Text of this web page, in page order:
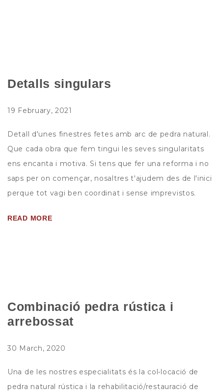
Detalls singulars
19 February, 2021
Detall d'unes finestres fetes amb arc de pedra natural.
Que cada obra que fem tingui les seves singularitats
ens encanta i motiva. Si tens que fer una reforma i no
saps per on començar, nosaltres t'ajudem des de l'inici
perque tot vagi ben coordinat i sense imprevistos.
READ MORE
Combinació pedra rústica i
arrebossat
30 March, 2020
Una de les nostres especialitats és la col•locació de
pedra natural rústica i la rehabilitació/restauració de